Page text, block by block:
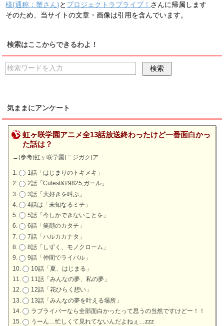
様(通称：蟹さん)と プロジェクトラブライブ！ さんに帰属します
そのため、当サイトの文章・画像は引用を含んでいます。
検索はここからできるわよ！
気ままにアンケート
虹ヶ咲学園アニメ全13話放送終わったけど一番面白かっ
た話は？
→(参考)虹ヶ咲学園(ニジガク)ア…
1話「はじまりのトキメキ」
2話「Cutest&#9825;ガール」
3話「大好きを叫ぶ」
4話は「未知なるミチ」
5話「今しかできないことを」
6話「笑顔のカタチ」
7話「ハルカカナタ」
8話「しずく、モノクローム」
9話「仲間でライバル」
10話「夏、はじまる」
11話「みんなの夢、私の夢」
12話「花ひらく想い」
13話「みんなの夢を叶える場所」
ラブライバーなら全部面白かったって思うの当然ですけどー！！
うーん…忙しくて見れてないんだよねぇ…zzz